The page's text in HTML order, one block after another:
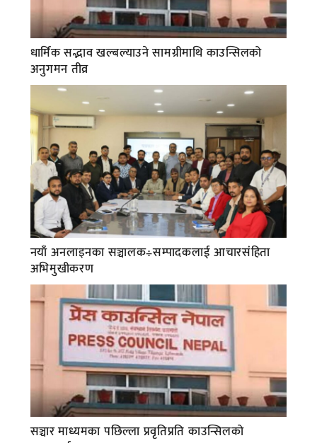
धार्मिक सद्भाव खल्बल्याउने सामग्रीमाथि काउन्सिलको
अनुगमन तीव्र
नयाँ अनलाइनका सञ्चालक÷सम्पादकलाई आचारसंहिता
अभिमुखीकरण
सञ्चार माध्यमका पछिल्ला प्रवृतिप्रति काउन्सिलको